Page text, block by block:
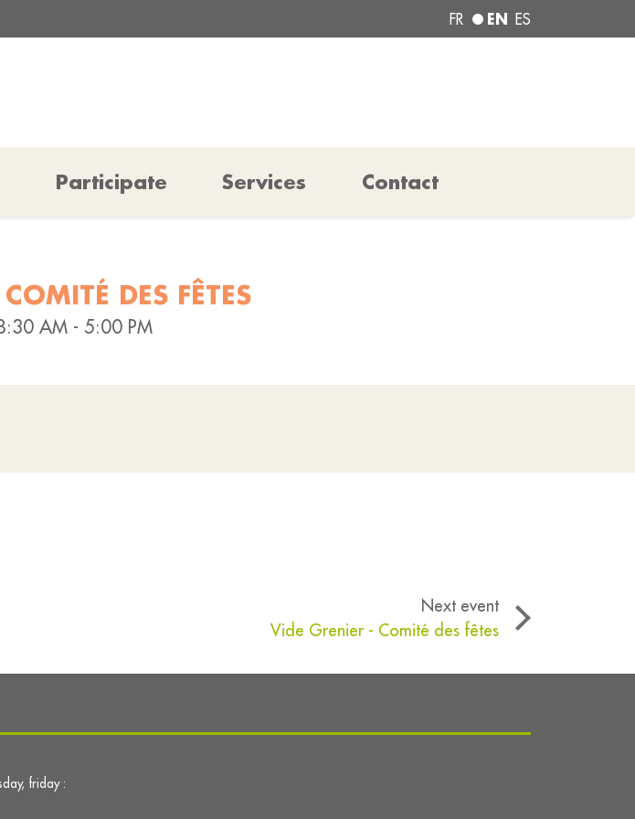
FR EN ES
Participate Services Contact
DES FÊTES
AM - 5:00 PM
Next event
Vide Grenier - Comité des fêtes
friday :